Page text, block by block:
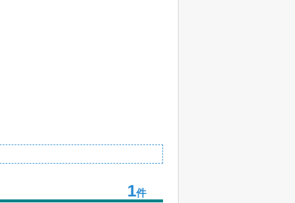
1件